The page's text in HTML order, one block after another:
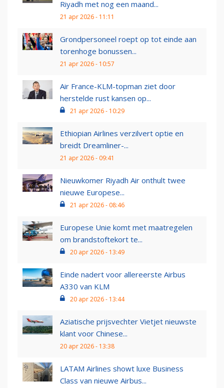
Riyadh met nog een maand...
21 apr 2026 - 11:11
Grondpersoneel roept op tot einde aan
torenhoge bonussen...
21 apr 2026 - 10:57
Air France-KLM-topman ziet door
herstelde rust kansen op...
21 apr 2026 - 10:29
Ethiopian Airlines verzilvert optie en
breidt Dreamliner-...
21 apr 2026 - 09:41
Nieuwkomer Riyadh Air onthult twee
nieuwe Europese...
21 apr 2026 - 08:46
Europese Unie komt met maatregelen
om brandstoftekort te...
20 apr 2026 - 13:49
Einde nadert voor allereerste Airbus
A330 van KLM
20 apr 2026 - 13:44
Aziatische prijsvechter Vietjet nieuwste
klant voor Chinese...
20 apr 2026 - 13:38
LATAM Airlines showt luxe Business
Class van nieuwe Airbus...